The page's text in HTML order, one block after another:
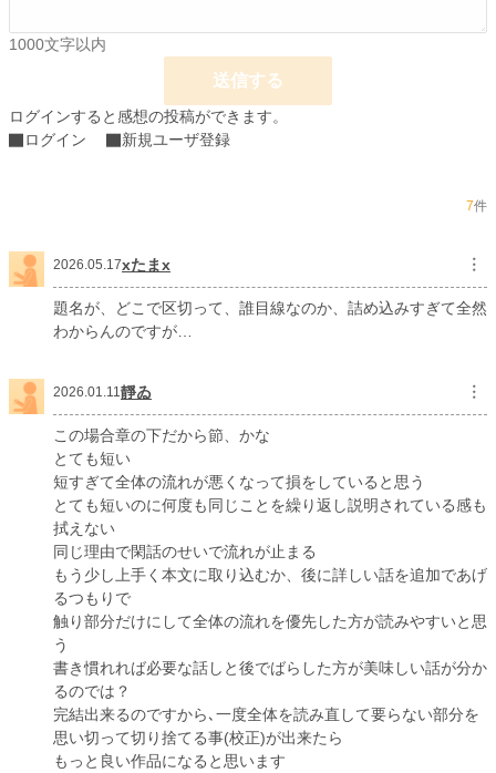
4,049 位 / 228,981 件
恋愛 2,158 位 / 66,397 件
お気に入り 1,445
更新日時 2025.03.24 23:38
初回公開日時 2025.03.22 17:59
初回完結日時 2025.03.24 23:41
週間ポイント 4,847 pt (2,103 位)
年間ポイント 238,406 pt (2,593 位)
累計ポイント 581,662 pt (9,246 位)
1000文字以内
送信する
ログインすると感想の投稿ができます。
ログイン
新規ユーザ登録
7件
2026.05.17xたまx ︙
題名が、どこで区切って、誰目線なのか、詰め込みすぎて全然
わからんのですが…
2026.01.11靜ゐ ︙
この場合章の下だから節、かな
とても短い
短すぎて全体の流れが悪くなって損をしていると思う
とても短いのに何度も同じことを繰り返し説明されている感も
拭えない
同じ理由で閑話のせいで流れが止まる
もう少し上手く本文に取り込むか、後に詳しい話を追加であげ
るつもりで
触り部分だけにして全体の流れを優先した方が読みやすいと思
う
書き慣れれば必要な話しと後でばらした方が美味しい話が分か
るのでは？
完結出来るのですから､一度全体を読み直して要らない部分を
思い切って切り捨てる事(校正)が出来たら
もっと良い作品になると思います